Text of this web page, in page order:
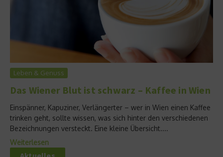
Leben & Genuss
Das Wiener Blut ist schwarz – Kaffee in Wien
Einspänner, Kapuziner, Verlängerter – wer in Wien einen Kaffee
trinken geht, sollte wissen, was sich hinter den verschiedenen
Bezeichnungen versteckt. Eine kleine Übersicht....
Weiterlesen